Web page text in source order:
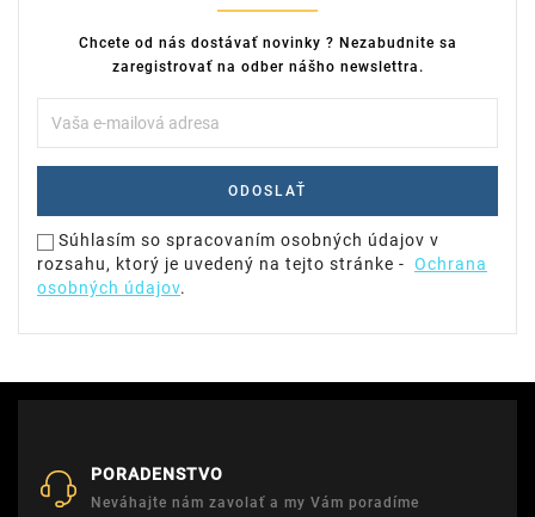
Chcete od nás dostávať novinky ? Nezabudnite sa
zaregistrovať na odber nášho newslettra.
Súhlasím so spracovaním osobných údajov v
rozsahu, ktorý je uvedený na tejto stránke - Ochrana
osobných údajov.
PORADENSTVO
Neváhajte nám zavolať a my Vám poradíme